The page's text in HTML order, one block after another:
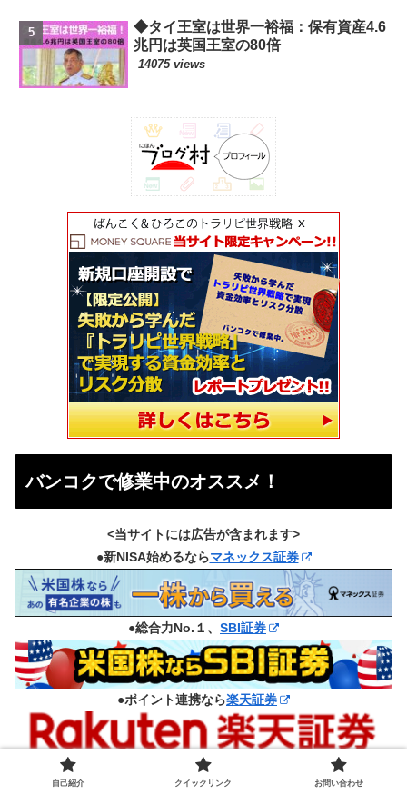
◆タイ王室は世界一裕福：保有資産4.6
兆円は英国王室の80倍
14075 views
バンコクで修業中のオススメ！
<当サイトには広告が含まれます>
●新NISA始めるならマネックス証券
●総合力No.１、 SBI証券
●ポイント連携なら楽天証券
●ビットコイン積立始めるなら コインチェック
自己紹介 クイックリンク お問い合わせ